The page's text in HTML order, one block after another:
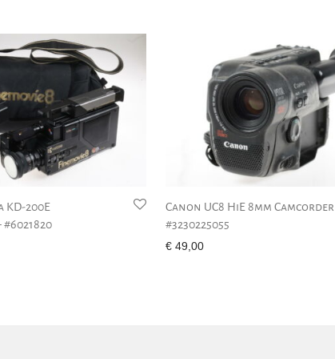
KD-200E
Canon UC8 HiE 8mm
#3230225055
€ 49,00